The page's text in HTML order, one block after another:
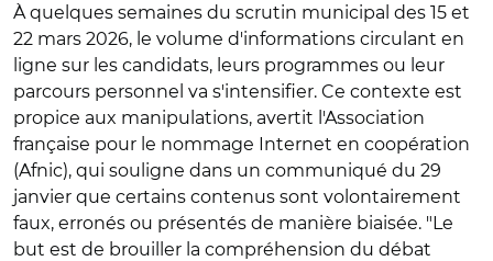
À quelques semaines du scrutin municipal des 15 et
22 mars 2026, le volume d'informations circulant en
ligne sur les candidats, leurs programmes ou leur
parcours personnel va s'intensifier. Ce contexte est
propice aux manipulations, avertit l'Association
française pour le nommage Internet en coopération
(Afnic), qui souligne dans un communiqué du 29
janvier que certains contenus sont volontairement
faux, erronés ou présentés de manière biaisée. "Le
but est de brouiller la compréhension du débat